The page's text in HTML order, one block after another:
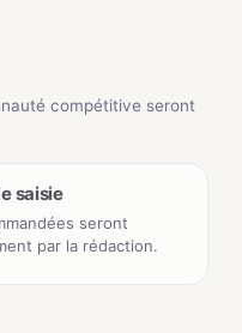
compétitive seront
saisie
seront
par la rédaction.